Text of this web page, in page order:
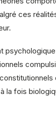
ces
la fois